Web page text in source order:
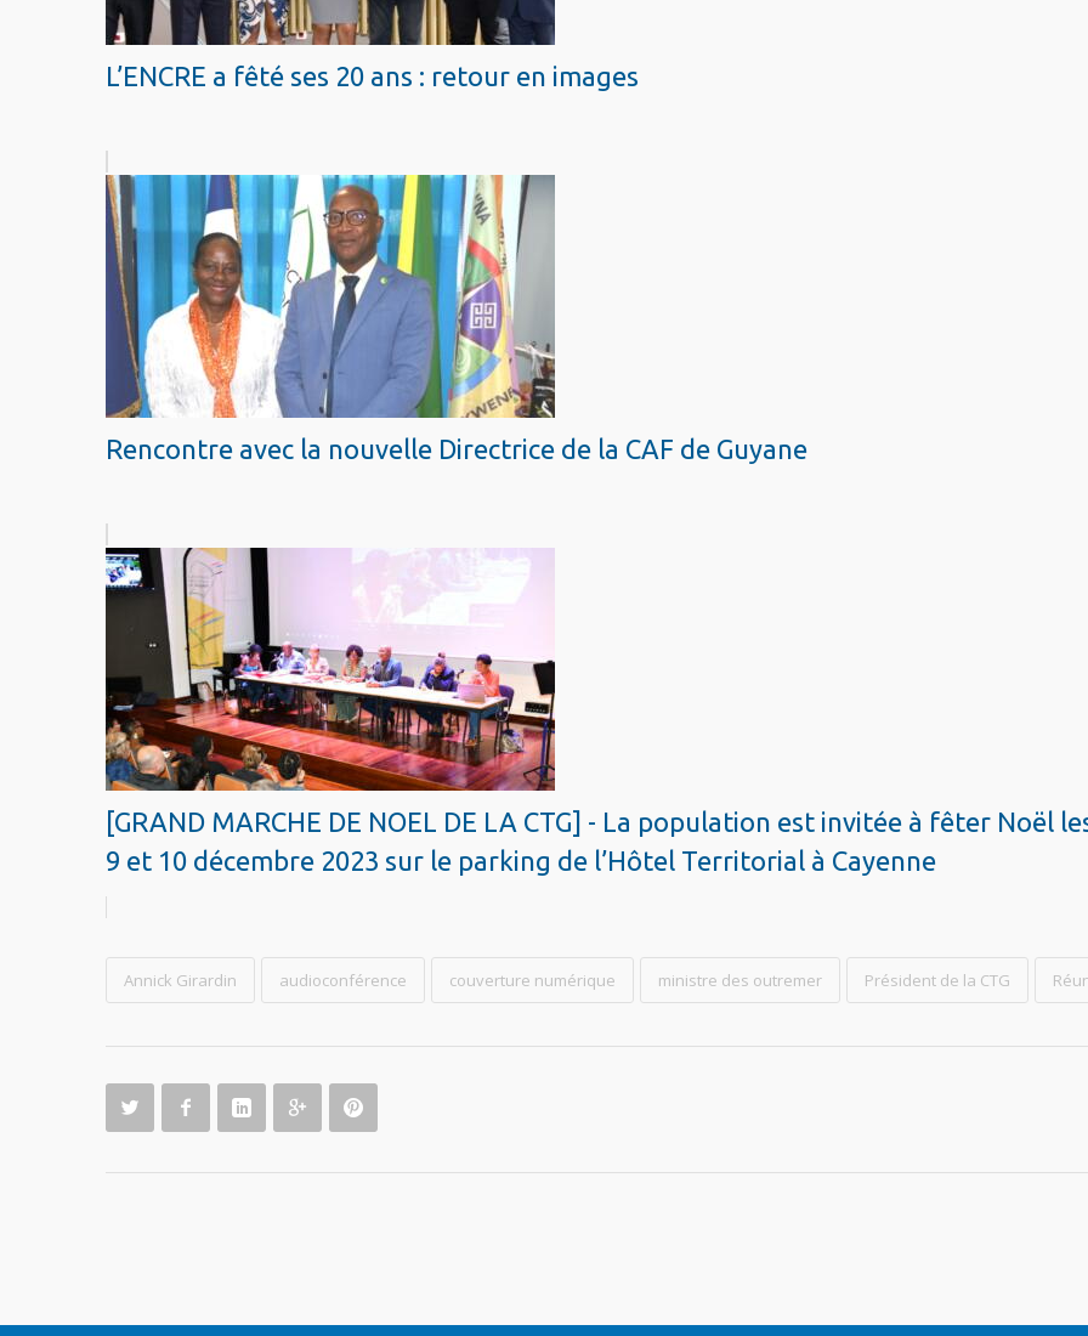
L’ENCRE a fêté ses 20 ans : retour en images
Rencontre avec la nouvelle Directrice de la CAF de Guyane
[GRAND MARCHE DE NOEL DE LA CTG] - La population est invitée à fêter Noël
9 et 10 décembre 2023 sur le parking de l’Hôtel Territorial à Cayenne
Annick Girardin audioconférence couverture numérique ministre des outremer Président de la CTG